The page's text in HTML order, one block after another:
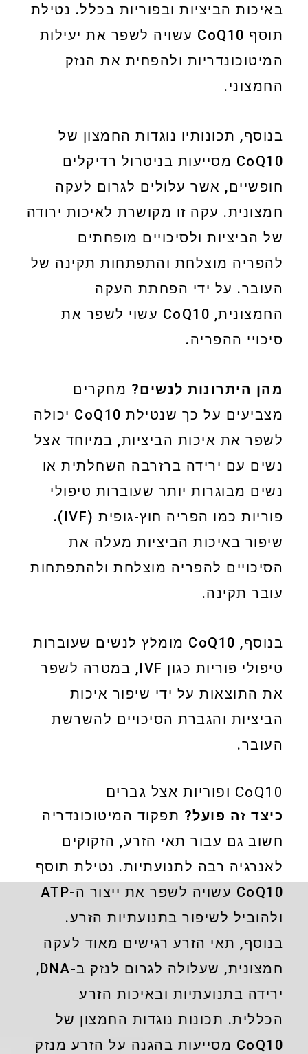
באיכות הביציות ובפוריות בכלל. נטילת
תוסף CoQ10 עשויה לשפר את יעילות
המיטוכונדריות ולהפחית את הנזק
החמצוני.
בנוסף, תכונותיו נוגדות החמצון של
CoQ10 מסייעות בניטרול רדיקלים
חופשיים, אשר עלולים לגרום לעקה
חמצונית. עקה זו מקושרת לאיכות ירודה
של הביציות ולסיכויים מופחתים
להפריה מוצלחת והתפתחות תקינה של
העובר. על ידי הפחתת העקה
החמצונית, CoQ10 עשוי לשפר את
סיכויי ההפריה.
מהן היתרונות לנשים? מחקרים
מצביעים על כך שנטילת CoQ10 יכולה
לשפר את איכות הביציות, במיוחד אצל
נשים עם ירידה ברזרבה השחלתית או
נשים מבוגרות יותר שעוברות טיפולי
פוריות כמו הפריה חוץ-גופית (IVF).
שיפור באיכות הביציות מעלה את
הסיכויים להפריה מוצלחת ולהתפתחות
עובר תקינה.
בנוסף, CoQ10 מומלץ לנשים שעוברות
טיפולי פוריות כגון IVF, במטרה לשפר
את התוצאות על ידי שיפור איכות
הביציות והגברת הסיכויים להשרשת
העובר.
CoQ10 ופוריות אצל גברים
כיצד זה פועל? תפקוד המיטוכונדריה
חשוב גם עבור תאי הזרע, הזקוקים
לאנרגיה רבה לתנועתיות. נטילת תוסף
CoQ10 עשויה לשפר את ייצור ה-ATP
ולהוביל לשיפור בתנועתיות הזרע.
בנוסף, תאי הזרע רגישים מאוד לעקה
חמצונית, שעלולה לגרום לנזק ב-DNA,
ירידה בתנועתיות ובאיכות הזרע
הכללית. תכונות נוגדות החמצון של
CoQ10 מסייעות בהגנה על הזרע מנזק